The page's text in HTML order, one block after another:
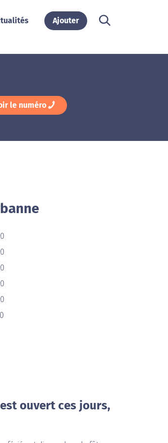
Ajouter
le numéro
ouvert ces jours,